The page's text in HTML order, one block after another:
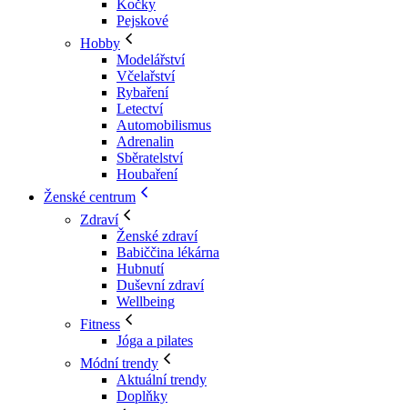
Kočky
Pejskové
Hobby
Modelářství
Včelařství
Rybaření
Letectví
Automobilismus
Adrenalin
Sběratelství
Houbaření
Ženské centrum
Zdraví
Ženské zdraví
Babiččina lékárna
Hubnutí
Duševní zdraví
Wellbeing
Fitness
Jóga a pilates
Módní trendy
Aktuální trendy
Doplňky